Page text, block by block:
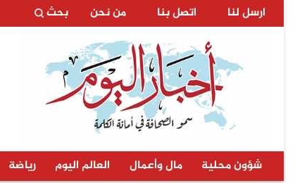
ارسل لنا اتصل بنا من نحن بحث
شؤون محلية مال وأعمال العالم اليوم رياضة